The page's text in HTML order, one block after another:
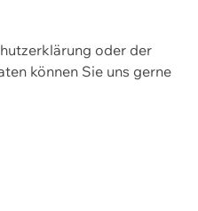
oder der
können Sie uns gerne